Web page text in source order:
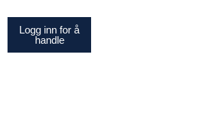
Logg inn for å
handle